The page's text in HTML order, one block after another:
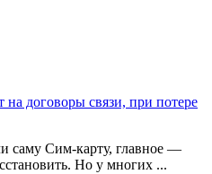
договоры связи, при потере
саму Сим-карту, главное —
Но у многих ...